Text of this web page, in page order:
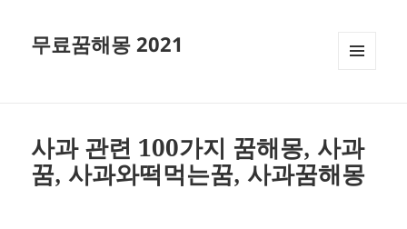
무료꿈해몽 2021
사과 관련 100가지 꿈해몽, 사과
꿈, 사과와떡먹는꿈, 사과꿈해몽